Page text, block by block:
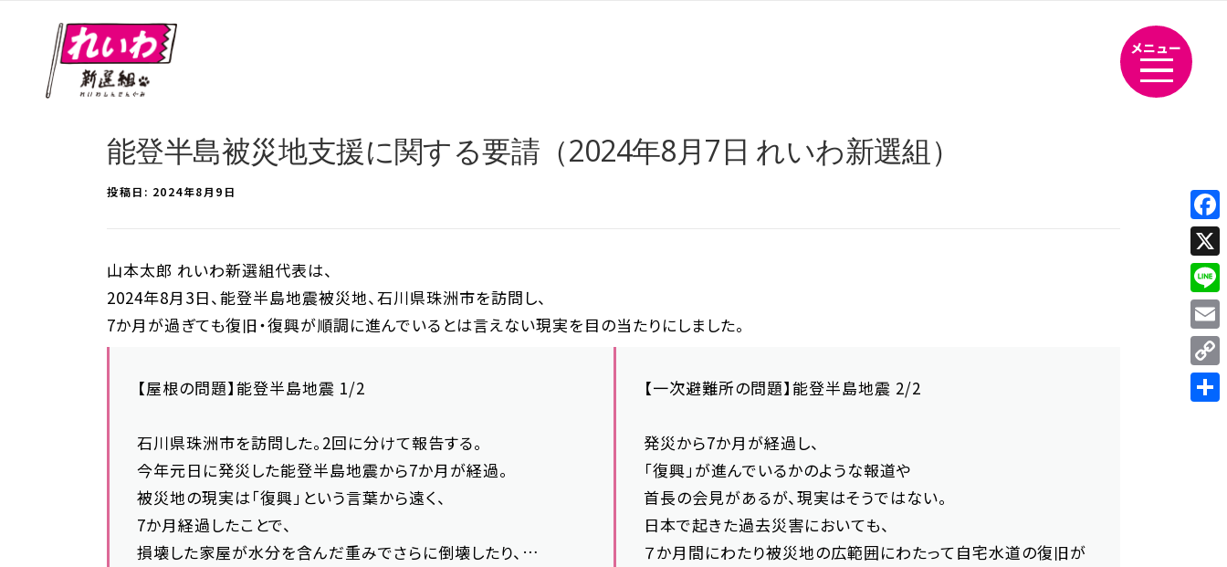
メニュー
能登半島被災地支援に関する要請（2024年8月7日 れいわ新選組）
投稿日: 2024年8月9日
山本太郎 れいわ新選組代表は、
2024年8月3日、能登半島地震被災地、石川県珠洲市を訪問し、
7か月が過ぎても復旧・復興が順調に進んでいるとは言えない現実を目の当たりにしました。
【屋根の問題】能登半島地震 1/2
石川県珠洲市を訪問した。2回に分けて報告する。
今年元日に発災した能登半島地震から7か月が経過。
被災地の現実は「復興」という言葉から遠く、
7か月経過したことで、
損壊した家屋が水分を含んだ重みでさらに倒壊したり、…
【一次避難所の問題】能登半島地震 2/2
発災から7か月が経過し、
「復興」が進んでいるかのような報道や
首長の会見があるが、現実はそうではない。
日本で起きた過去災害においても、
７か月間にわたり被災地の広範囲にわたって自宅水道の復旧が
X
Line
Link